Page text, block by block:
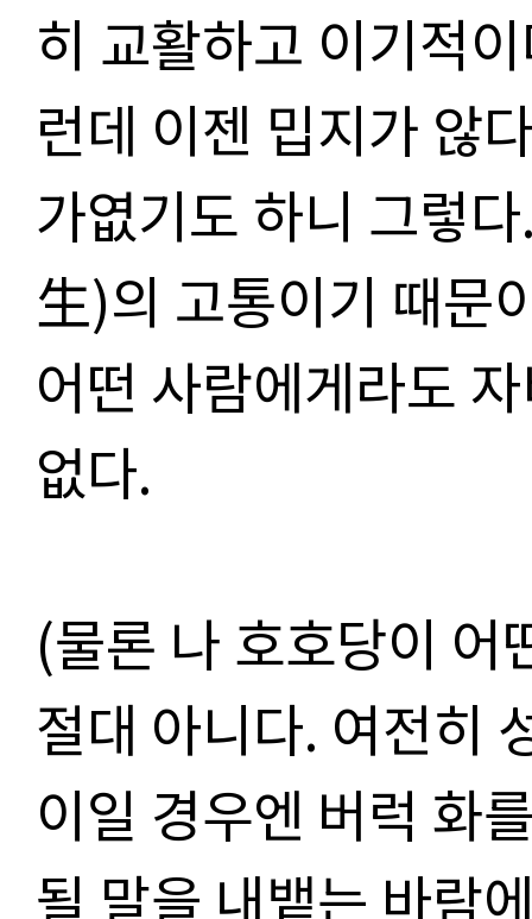
히 교활하고 이기적
런데 이젠 밉지가 않
가엾기도 하니 그렇
生)의 고통이기 때문
어떤 사람에게라도
없다.
(물론 나 호호당이 어
절대 아니다. 여전히
이일 경우엔 버럭 화
될 말을 내뱉는 바람